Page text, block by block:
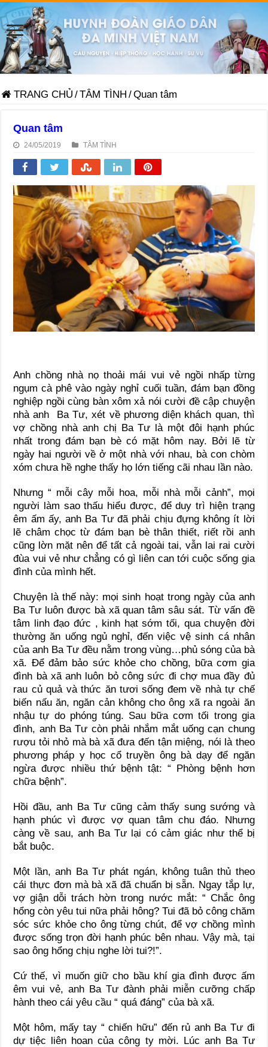
TRANG CHỦ /TÂM TÌNH /Quan tâm
Quan tâm
24/05/2019 TÂM TÌNH
Anh chồng nhà nọ thoải mái vui vẻ ngồi nhấp từng
ngụm cà phê vào ngày nghỉ cuối tuần, đám bạn đồng
nghiệp ngồi cùng bàn xôm xả nói cười đề cập chuyện
nhà anh Ba Tư, xét về phương diện khách quan, thì
vợ chồng nhà anh chị Ba Tư là một đôi hạnh phúc
nhất trong đám bạn bè có mặt hôm nay. Bởi lẽ từ
ngày hai người về ở một nhà với nhau, bà con chòm
xóm chưa hề nghe thấy họ lớn tiếng cãi nhau lần nào.
Nhưng “ mỗi cây mỗi hoa, mỗi nhà mỗi cảnh”, mọi
người làm sao thấu hiểu được, để duy trì hiện trạng
êm ấm ấy, anh Ba Tư đã phải chịu đựng không ít lời
lẽ châm chọc từ đám bạn bè thân thiết, riết rồi anh
cũng lờn mặt nên để tất cả ngoài tai, vẫn lai rai cười
đùa vui vẻ như chẳng có gì liên can tới cuộc sống gia
đình của mình hết.
Chuyện là thế này: mọi sinh hoạt trong ngày của anh
Ba Tư luôn được bà xã quan tâm sâu sát. Từ vấn đề
tâm linh đạo đức , kinh hạt sớm tối, qua chuyện đời
thường ăn uống ngủ nghỉ, đến việc vệ sinh cá nhân
của anh Ba Tư đều nằm trong vùng…phủ sóng của bà
xã. Để đảm bảo sức khỏe cho chồng, bữa cơm gia
đình bà xã anh luôn bỏ công sức đi chợ mua đầy đủ
rau củ quả và thức ăn tươi sống đem về nhà tự chế
biến nấu ăn, ngăn cản không cho ông xã ra ngoài ăn
nhậu tự do phóng túng. Sau bữa cơm tối trong gia
đình, anh Ba Tư còn phải nhắm mắt uống cạn chung
rượu tỏi nhỏ mà bà xã đưa đến tận miệng, nói là theo
phương pháp y học cổ truyền ông bà dạy để ngăn
ngừa được nhiều thứ bệnh tật: “ Phòng bệnh hơn
chữa bệnh”.
Hồi đầu, anh Ba Tư cũng cảm thấy sung sướng và
hạnh phúc vì được vợ quan tâm chu đáo. Nhưng
càng về sau, anh Ba Tư lại có cảm giác như thể bị
bắt buộc.
Một lần, anh Ba Tư phát ngán, không tuân thủ theo
cái thực đơn mà bà xã đã chuẩn bị sẵn. Ngay tắp lự,
vợ giận dỗi trách hờn trong nước mắt: “ Chắc ông
hổng còn yêu tui nữa phải hông? Tui đã bỏ công chăm
sóc sức khỏe cho ông từng chút, để vợ chồng mình
được sống trọn đời hạnh phúc bên nhau. Vậy mà, tại
sao ông hổng chịu nghe lời tui?!”.
Cứ thế, vì muốn giữ cho bầu khí gia đình được ấm
êm vui vẻ, anh Ba Tư đành phải miễn cưỡng chấp
hành theo cái yêu cầu “ quá đáng” của bà xã.
Một hôm, mấy tay “ chiến hữu” đến rủ anh Ba Tư đi
dự tiệc liên hoan của công ty mời. Lúc anh Ba Tư